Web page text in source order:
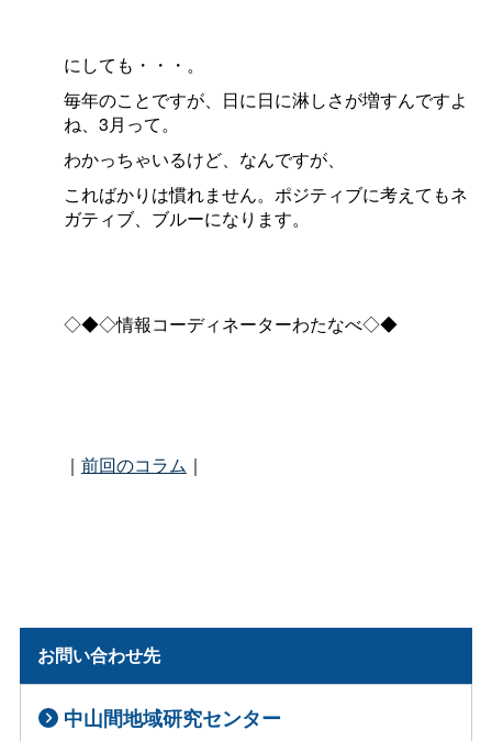
にしても・・・。
毎年のことですが、日に日に淋しさが増すんですよ
ね、3月って。
わかっちゃいるけど、なんですが、
こればかりは慣れません。ポジティブに考えてもネ
ガティブ、ブルーになります。
◇◆◇情報コーディネーターわたなべ◇◆
｜ 前回のコラム ｜
お問い合わせ先
中山間地域研究センター